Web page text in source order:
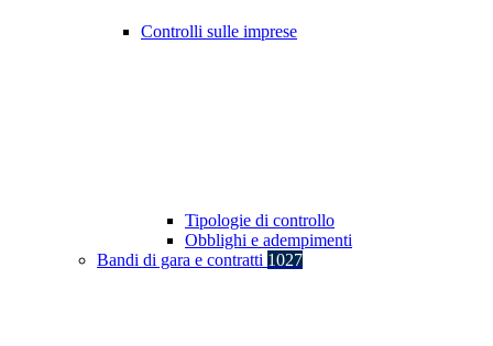
Controlli sulle imprese
Tipologie di controllo
Obblighi e adempimenti
Bandi di gara e contratti 1027